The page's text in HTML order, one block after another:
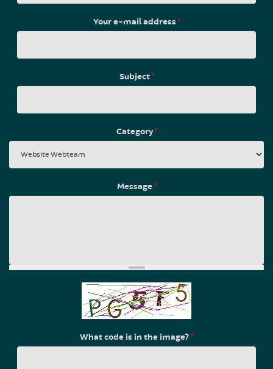
Your e-mail address*
Subject*
Category*
Message*
What code is in the image?*